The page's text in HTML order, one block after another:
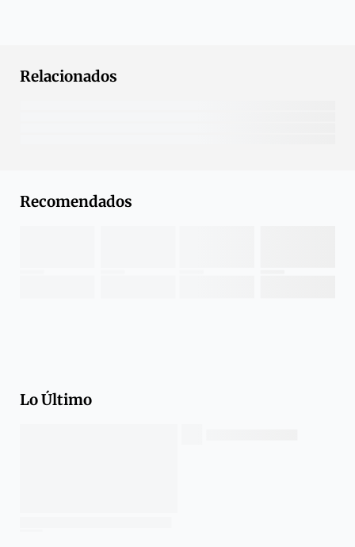
Relacionados
Recomendados
Lo Último